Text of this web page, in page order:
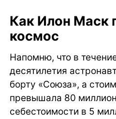
Как Илон Маск
космос
Напомню, что в
десятилетия
борту «Союза», а
превышала 80
себестоимости в 5